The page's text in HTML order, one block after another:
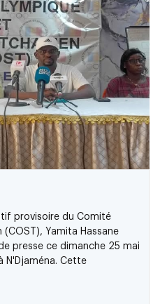
provisoire du Comité
Yamita Hassane
presse ce dimanche 25 mai
N'Djaména. Cette